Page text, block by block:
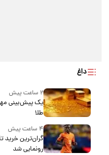
داغ
۲ ساعت پیش
یک پیش‌بینی مهم
طلا
۴ ساعت پیش
گران‌ترین خرید
رونمایی شد